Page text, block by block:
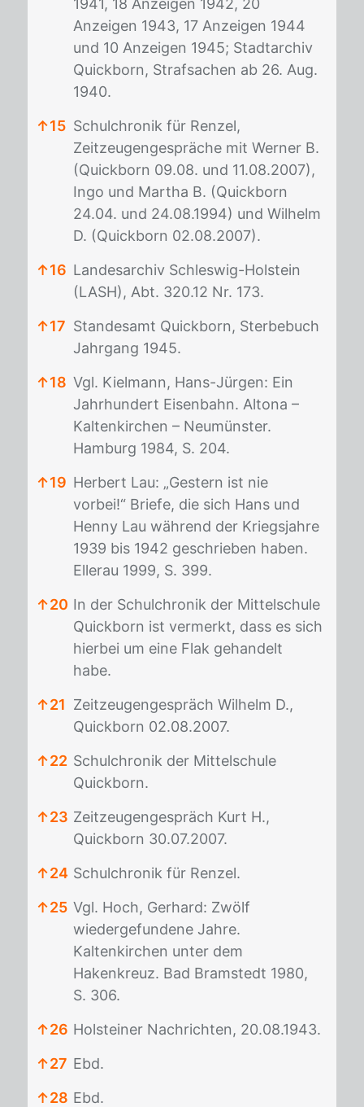
1941, 18 Anzeigen 1942, 20
Anzeigen 1943, 17 Anzeigen 1944
und 10 Anzeigen 1945; Stadtarchiv
Quickborn, Strafsachen ab 26. Aug.
1940.
↑15 Schulchronik für Renzel,
Zeitzeugengespräche mit Werner B.
(Quickborn 09.08. und 11.08.2007),
Ingo und Martha B. (Quickborn
24.04. und 24.08.1994) und Wilhelm
D. (Quickborn 02.08.2007).
↑16 Landesarchiv Schleswig-Holstein
(LASH), Abt. 320.12 Nr. 173.
↑17 Standesamt Quickborn, Sterbebuch
Jahrgang 1945.
↑18 Vgl. Kielmann, Hans-Jürgen: Ein
Jahrhundert Eisenbahn. Altona –
Kaltenkirchen – Neumünster.
Hamburg 1984, S. 204.
↑19 Herbert Lau: „Gestern ist nie
vorbei!“ Briefe, die sich Hans und
Henny Lau während der Kriegsjahre
1939 bis 1942 geschrieben haben.
Ellerau 1999, S. 399.
↑20 In der Schulchronik der Mittelschule
Quickborn ist vermerkt, dass es sich
hierbei um eine Flak gehandelt
habe.
↑21 Zeitzeugengespräch Wilhelm D.,
Quickborn 02.08.2007.
↑22 Schulchronik der Mittelschule
Quickborn.
↑23 Zeitzeugengespräch Kurt H.,
Quickborn 30.07.2007.
↑24 Schulchronik für Renzel.
↑25 Vgl. Hoch, Gerhard: Zwölf
wiedergefundene Jahre.
Kaltenkirchen unter dem
Hakenkreuz. Bad Bramstedt 1980,
S. 306.
↑26 Holsteiner Nachrichten, 20.08.1943.
↑27 Ebd.
↑28 Ebd.